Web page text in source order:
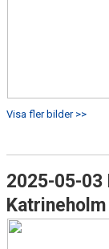
Visa fler bilder >>
2025-05-03
Katrineholm